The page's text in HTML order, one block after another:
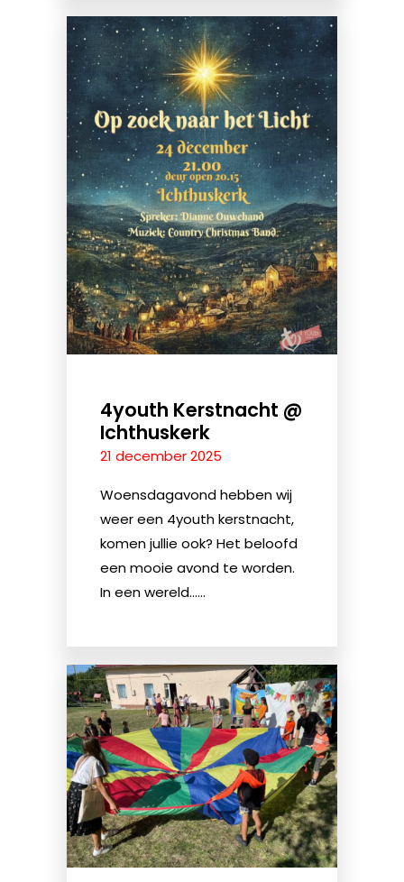
4youth Kerstnacht @
Ichthuskerk
21 december 2025
Woensdagavond hebben wij
weer een 4youth kerstnacht,
komen jullie ook? Het beloofd
een mooie avond te worden.
In een wereld......